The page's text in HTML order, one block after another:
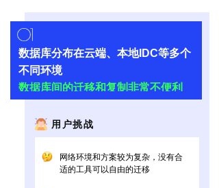
数据库分布在云端、本地IDC等多个
不同环境
数据库间的迁移和复制非常不便利
用户挑战
网络环境和方案较为复杂，没有合
适的工具可以自由的迁移